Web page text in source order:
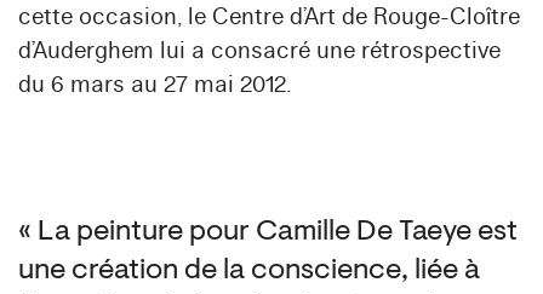
cette occasion, le Centre d’Art de Rouge-Cloître
d’Auderghem lui a consacré une rétrospective
du 6 mars au 27 mai 2012.
« La peinture pour Camille De Taeye est
une création de la conscience, liée à